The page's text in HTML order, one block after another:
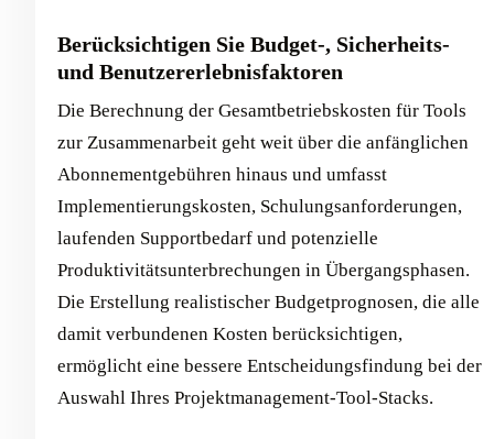
Berücksichtigen Sie Budget-, Sicherheits-
und Benutzererlebnisfaktoren
Die Berechnung der Gesamtbetriebskosten für Tools
zur Zusammenarbeit geht weit über die anfänglichen
Abonnementgebühren hinaus und umfasst
Implementierungskosten, Schulungsanforderungen,
laufenden Supportbedarf und potenzielle
Produktivitätsunterbrechungen in Übergangsphasen.
Die Erstellung realistischer Budgetprognosen, die alle
damit verbundenen Kosten berücksichtigen,
ermöglicht eine bessere Entscheidungsfindung bei der
Auswahl Ihres Projektmanagement-Tool-Stacks.